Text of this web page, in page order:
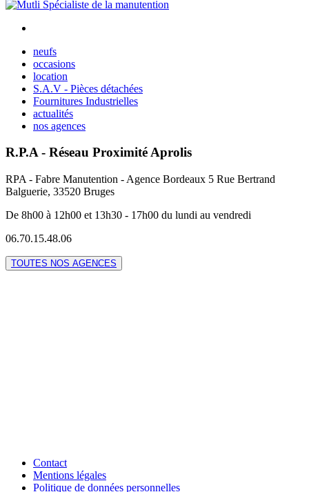
neufs
occasions
location
S.A.V - Pièces détachées
Fournitures Industrielles
actualités
nos agences
R.P.A - Réseau Proximité Aprolis
RPA - Fabre Manutention - Agence Bordeaux 5 Rue Bertrand
Balguerie, 33520 Bruges
De 8h00 à 12h00 et 13h30 - 17h00 du lundi au vendredi
06.70.15.48.06
TOUTES NOS AGENCES
Contact
Mentions légales
Politique de données personnelles